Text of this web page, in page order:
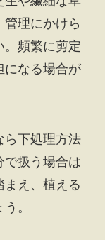
理にかけら
。頻繁に剪定
になる場合が
ら下処理方法
で扱う場合は
え、植える
。